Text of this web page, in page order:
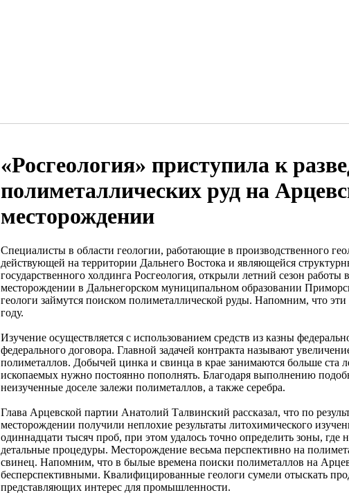
«Росгеология» приступила к
полиметаллических руд на
месторождении
Специалисты в области геологии, работающие в производственного
действующей на территории Дальнего Востока и являющейся
государственного холдинга Росгеология, открыли летний сезон
месторождении в Дальнегорском муниципальном образовании
геологи займутся поиском полиметаллической руды. Напомним, что
году.
Изучение осуществляется с использованием средств из казны
федерального договора. Главной задачей контракта называют
полиметаллов. Добычей цинка и свинца в крае занимаются больше ста
ископаемых нужно постоянно пополнять. Благодаря выполнению
неизученные доселе залежи полиметаллов, а также серебра.
Глава Арцевской партии Анатолий Талвинский рассказал, что по
месторождении получили неплохие результаты литохимического
одиннадцати тысяч проб, при этом удалось точно определить зоны, где
детальные процедуры. Месторождение весьма перспективно на
свинец. Напомним, что в былые времена поиски полиметаллов на
бесперспективными. Квалифицированные геологи сумели отыскать
представляющих интерес для промышленности.